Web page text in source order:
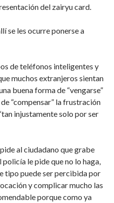
del zairyu card.
se les ocurre ponerse a
de teléfonos inteligentes y
muchos extranjeros sientan
buena forma de “vengarse”
“compensar” la frustración
injustamente solo por ser
al ciudadano que grabe
le pide que no lo haga,
tipo puede ser percibida por
y complicar mucho las
porque como ya